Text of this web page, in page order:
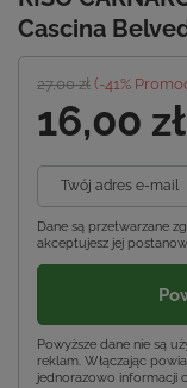
Cascina
27,00 zł (-41%
16,00 zł
Twój adres e-mail
Dane są przetwarzane
akceptujesz jej
Powyższe dane nie są
reklam. Włączając
jednorazowo informacji